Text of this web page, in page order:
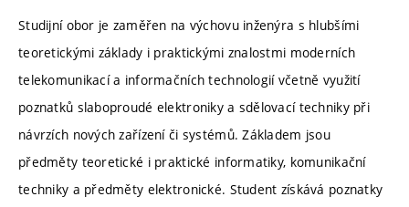
Studijní obor je zaměřen na výchovu inženýra s hlubšími
teoretickými základy i praktickými znalostmi moderních
telekomunikací a informačních technologií včetně využití
poznatků slaboproudé elektroniky a sdělovací techniky při
návrzích nových zařízení či systémů. Základem jsou
předměty teoretické i praktické informatiky, komunikační
techniky a předměty elektronické. Student získává poznatky